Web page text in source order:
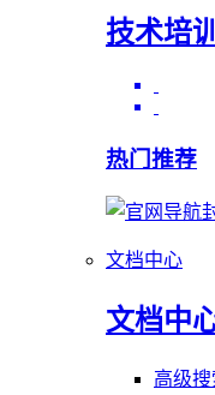
技术培
热门推荐
文档中心
文档中
高级搜